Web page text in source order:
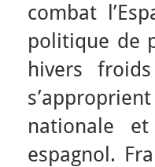
combat
politique de
hivers
nationale
espagnol.